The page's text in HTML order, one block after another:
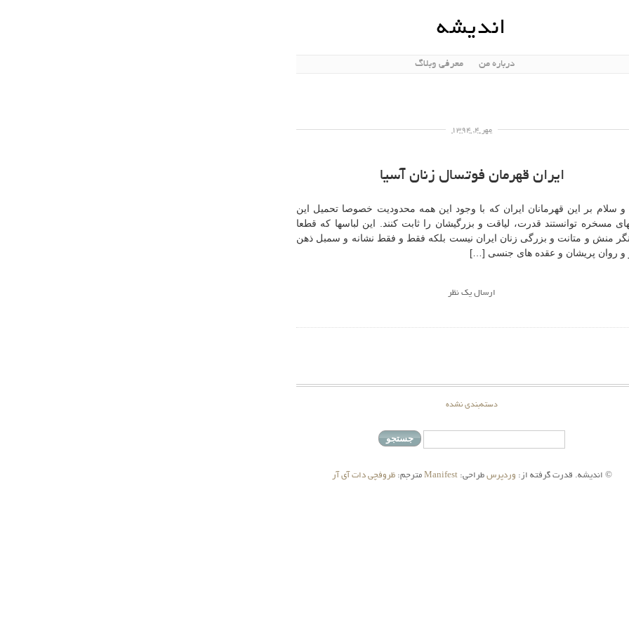
اندیشه
درباره من معرفی وبلاگ
مهر ۴, ۱۳۹۴
ایران قهرمان فوتسال زنان آسیا
و سلام بر این قهرمانان ایران که با وجود این همه محدودیت خصوصا تحمیل این
مسخره توانستند قدرت، لیاقت و بزرگیشان را ثابت کنند. این لباسها که قطعا
منش و متانت و بزرگى زنان ایران نیست بلکه فقط و فقط نشانه و سمبل ذهن
و روان پریشان و عقده هاى جنسى […]
ارسال یک نظر
دسته‌بندی نشده
© اندیشه. قدرت گرفته از: وردپرس طراحي:Manifest مترجم:ظروفچي دات آي آر